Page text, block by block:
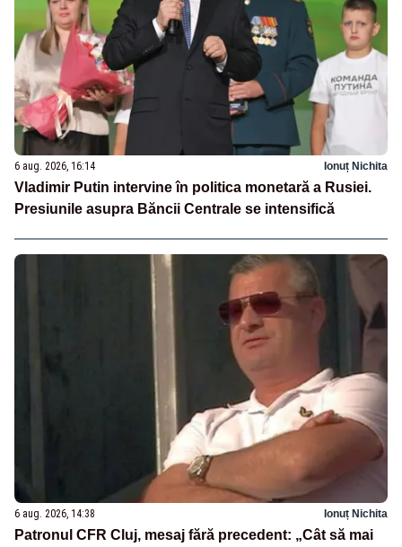
6 aug. 2026, 16:14 Ionuț Nichita
Vladimir Putin intervine în politica monetară a Rusiei.
Presiunile asupra Băncii Centrale se intensifică
6 aug. 2026, 14:38 Ionuț Nichita
Patronul CFR Cluj, mesaj fără precedent: „Cât să mai